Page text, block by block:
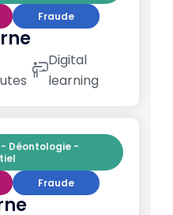
Fraude
Digital
learning
Déontologie -
Fraude